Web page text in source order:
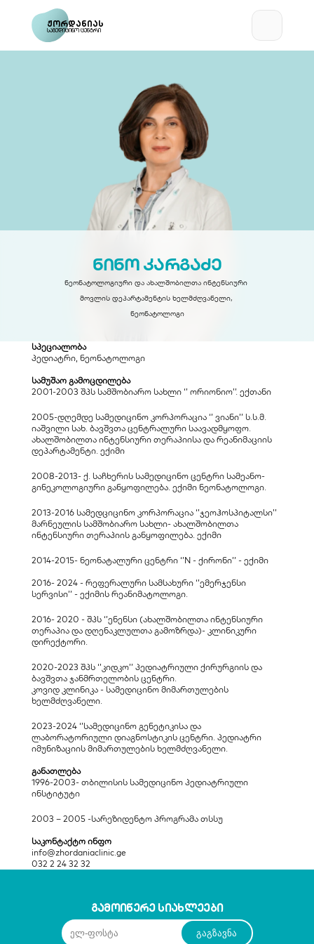
სამედიცინო ცენტრი
ჟორდანიას
ნინო კარგაძე
ნეონატოლოგიური და ახალშობილთა ინტენსიური
მოვლის დეპარტამენტის ხელმძღვანელი,
ნეონატოლოგი
სპეციალობა
პედიატრი, ნეონატოლოგი
სამუშაო გამოცდილება
2001-2003 შპს სამშობიარო სახლი ‘’ ორიონიო’’. ექთანი
2005-დღემდე სამედიცინო კორპორაცია ‘’ ვიანი’’ ს.ს.მ.
იაშვილი სახ. ბავშვთა ცენტრალური საავადმყოფო.
ახალშობილთა ინტენსიური თერაპიისა და რეანიმაციის
დეპარტამენტი. ექიმი
2008-2013- ქ. საჩხერის სამედიცინო ცენტრი სამეანო-
გინეკოლოგიური განყოფილება. ექიმი ნეონატოლოგი.
2013-2016 სამედციცინო კორპორაცია ‘’ჯეოჰოსპიტალსი’’
მარნეულის სამშობიარო სახლი- ახალშობილთა
ინტენსიური თერაპიის განყოფილება. ექიმი
2014-2015- ნეონატალური ცენტრი ‘’N - ქირონი’’ - ექიმი
2016- 2024 - რეფერალური სამსახური ‘’ემერჯენსი
სერვისი’’ - ექიმის რეანიმატოლოგი.
2016- 2020 - შპს ‘’ენენსი (ახალშობილთა ინტენსიური
თერაპია და დღენაკლულთა გამოზრდა)- კლინიკური
დირექტორი.
2020-2023 შპს ‘’კიდკო’’ პედიატრიული ქირურგიის და
ბავშვთა ჯანმრთელობის ცენტრი.
კოვიდ კლინიკა - სამედიცინო მიმართულების
ხელმძღვანელი.
2023-2024 ‘’სამედიცინო გენეტიკისა და
ლაბორატორიული დიაგნოსტიკის ცენტრი. პედიატრი
იმუნიზაციის მიმართულების ხელმძღვანელი.
განათლება
1996-2003- თბილისის სამედიცინო პედიატრიული
ინსტიტუტი
2003 – 2005 -სარეზიდენტო პროგრამა თსსუ
საკონტაქტო ინფო
info@zhordaniaclinic.ge
032 2 24 32 32
გამოიწერე სიახლეები